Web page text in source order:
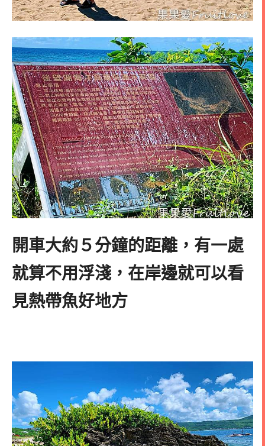
開車大約５分鐘的距離，有一處
就算不用浮淺，在岸邊就可以看
見熱帶魚好地方